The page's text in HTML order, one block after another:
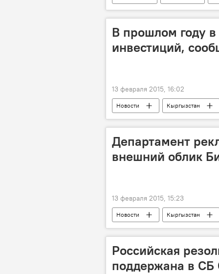
Марат Суюнбаев
Медеткан
В прошлом году
инвестиций,
13 февраля 2015, 16:02
Новости Кыргызстан
Российско-кыргызский фонд
Департамент
внешний облик
13 февраля 2015, 15:23
Новости Кыргызстан
Департамент рекламы
Российская
поддержана в